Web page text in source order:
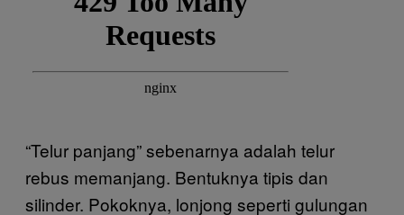
“Telur panjang” sebenarnya adalah telur
rebus memanjang. Bentuknya tipis dan
silinder. Pokoknya, lonjong seperti gulungan